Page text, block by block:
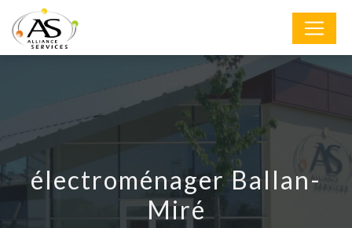
électroménager Ballan-
Miré
Panneau de gestion des cookies